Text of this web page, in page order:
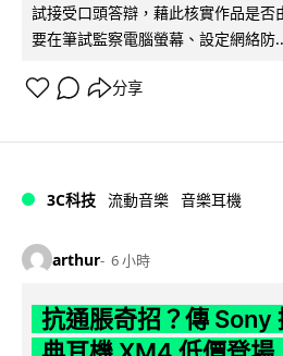
試接受口頭答辯，藉此核實作品是否
要在筆試監察電腦螢幕、設定網絡防
分享
3C科技 流動音樂 音樂耳機
arthur 6 小時
抗通脹奇招？傳 Sony